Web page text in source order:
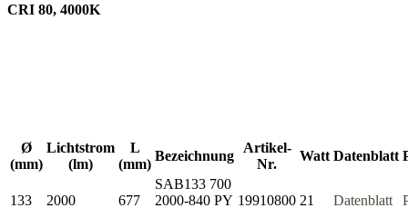
CRI 80, 4000K
Ø
(mm)
Lichtstrom
(lm)
L
(mm)
Bezeichnung
Artikel-
Nr.
Watt Datenblatt
133 2000 677
SAB133 700
2000-840 PY 19910800 21 Datenblatt